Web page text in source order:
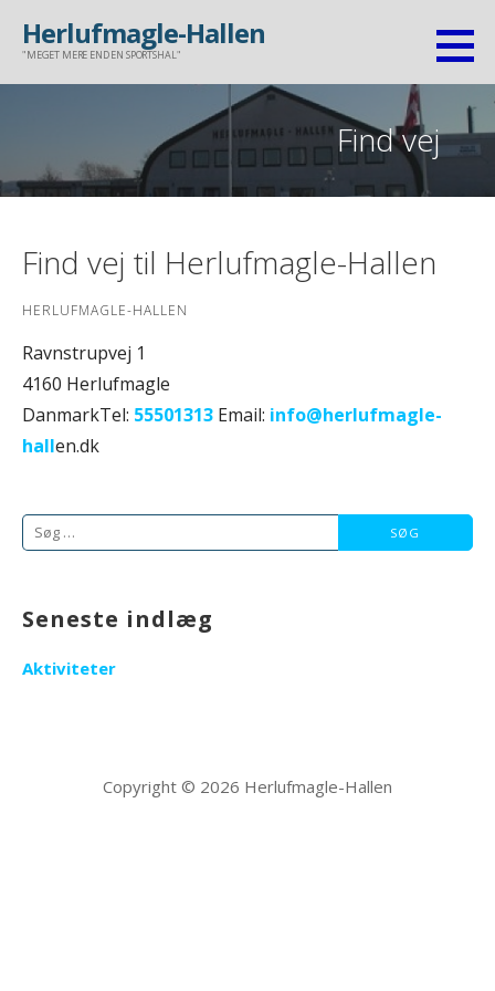
Herlufmagle-Hallen
"MEGET MERE END EN SPORTSHAL"
Find vej
Find vej til Herlufmagle-Hallen
HERLUFMAGLE-HALLEN
Ravnstrupvej 1
4160 Herlufmagle
DanmarkTel: 55501313 Email: info@herlufmagle-
hallen.dk
Søg
Seneste indlæg
Aktiviteter
Copyright © 2026 Herlufmagle-Hallen